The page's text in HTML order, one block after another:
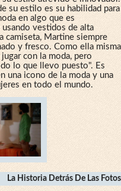
su estilo es su habilidad para
en algo que es
usando vestidos de alta
camiseta, Martine siempre
y fresco. Como ella misma
con la moda, pero
lo que llevo puesto". Es
una icono de la moda y una
en todo el mundo.
La Historia Detrás De Las Fotos